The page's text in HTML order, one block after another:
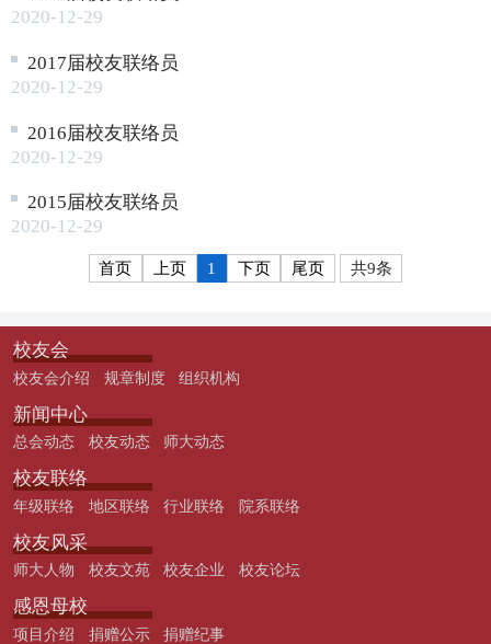
2020-12-29
2017届校友联络员
2020-12-29
2016届校友联络员
2020-12-29
2015届校友联络员
2020-12-29
首页 上页 1 下页 尾页 共9条
校友会
校友会介绍 规章制度 组织机构
新闻中心
总会动态 校友动态 师大动态
校友联络
年级联络 地区联络 行业联络 院系联络
校友风采
师大人物 校友文苑 校友企业 校友论坛
感恩母校
项目介绍 捐赠公示 捐赠纪事